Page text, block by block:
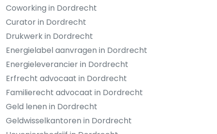
Coworking in Dordrecht
Curator in Dordrecht
Drukwerk in Dordrecht
Energielabel aanvragen in Dordrecht
Energieleverancier in Dordrecht
Erfrecht advocaat in Dordrecht
Familierecht advocaat in Dordrecht
Geld lenen in Dordrecht
Geldwisselkantoren in Dordrecht